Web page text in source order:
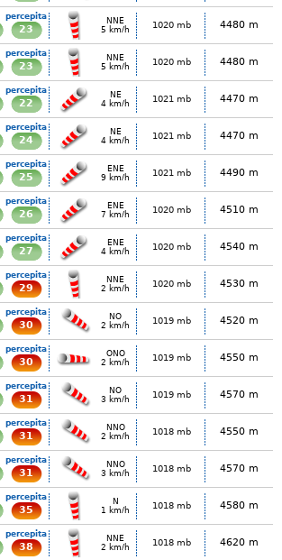
percepita
23
NNE
5 km/h
1020 mb 4480 m
percepita
23
NNE
5 km/h
1020 mb 4480 m
percepita
22
NE
4 km/h
1021 mb 4470 m
percepita
24
NE
4 km/h
1021 mb 4470 m
percepita
25
ENE
9 km/h
1021 mb 4490 m
percepita
26
ENE
7 km/h
1020 mb 4510 m
percepita
27
ENE
4 km/h
1020 mb 4540 m
percepita
29
NNE
2 km/h
1020 mb 4530 m
percepita
30
NO
2 km/h
1019 mb 4520 m
percepita
30
ONO
2 km/h
1019 mb 4550 m
percepita
31
NO
3 km/h
1019 mb 4570 m
percepita
31
NNO
2 km/h
1018 mb 4550 m
percepita
31
NNO
3 km/h
1018 mb 4570 m
percepita
35
N
1 km/h
1018 mb 4580 m
percepita
38
NNE
2 km/h
1018 mb 4620 m